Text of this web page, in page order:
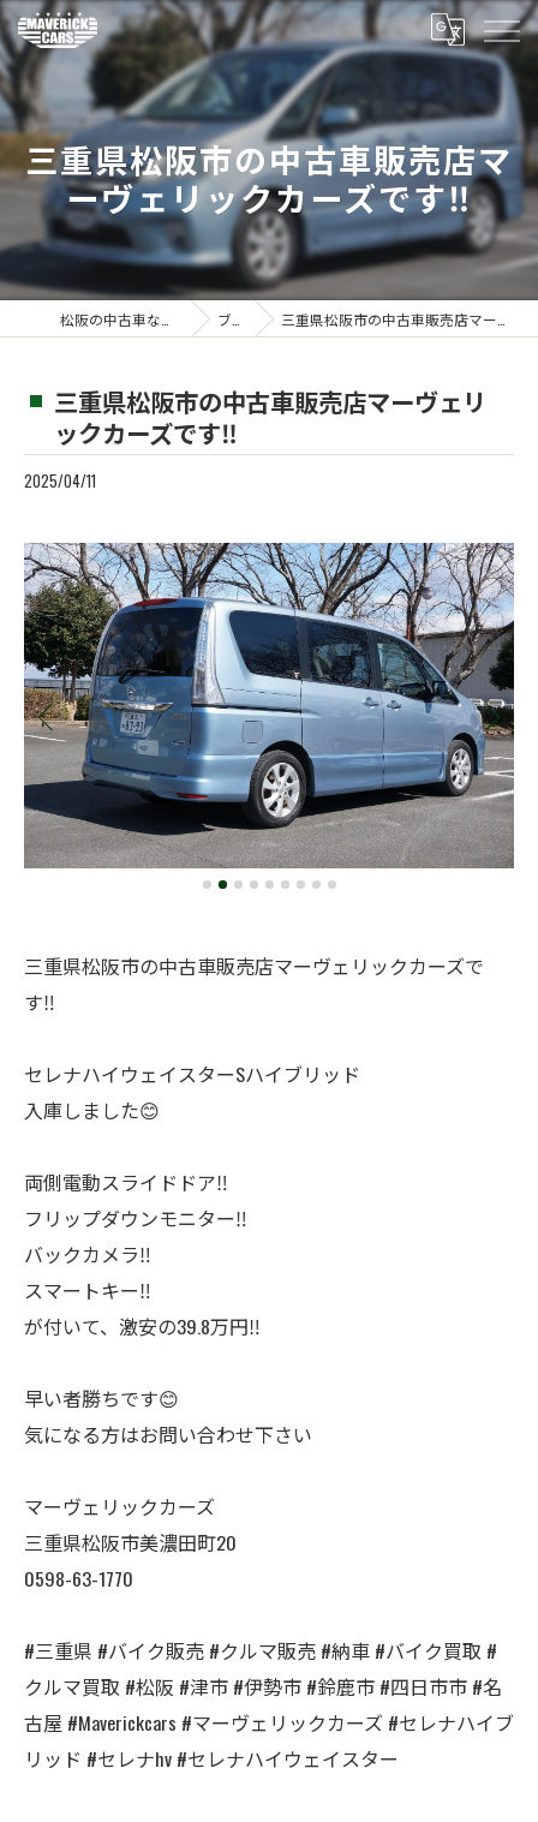
三重県松阪市の中古車販売店マ
ーヴェリックカーズです‼️
ブログ 三重県松阪市の中古車販売店マーヴェリックカーズです‼️
三重県松阪市の中古車販売店マーヴェリ
ックカーズです‼️
2025/04/11
三重県松阪市の中古車販売店マーヴェリックカーズで
す‼️
セレナハイウェイスターSハイブリッド
入庫しました😊
両側電動スライドドア‼️
フリップダウンモニター‼️
バックカメラ‼️
スマートキー‼️
が付いて、激安の39.8万円‼️
早い者勝ちです😊
気になる方はお問い合わせ下さい
マーヴェリックカーズ
三重県松阪市美濃田町20
0598-63-1770
#三重県 #バイク販売 #クルマ販売 #納車 #バイク買取 #
クルマ買取 #松阪 #津市 #伊勢市 #鈴鹿市 #四日市市 #名
古屋 #Maverickcars #マーヴェリックカーズ #セレナハイブ
リッド #セレナhv #セレナハイウェイスター